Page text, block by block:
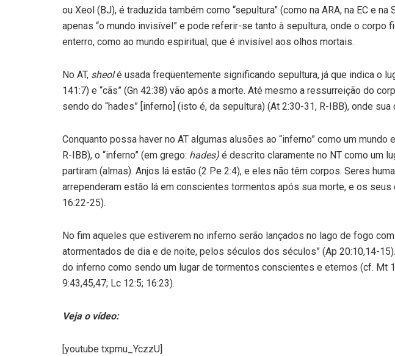
ou Xeol (BJ), é traduzida também como “sepultura” (como na ARA, na EC e na
apenas “o mundo invisível” e pode referir-se tanto à sepultura, onde o corpo
enterro, como ao mundo espiritual, que é invisível aos olhos mortais.
No AT, sheolé usada freqüentemente significando sepultura, já que indica o
141:7) e “cãs” (Gn 42:38) vão após a morte. Até mesmo a ressurreição do
sendo do “hades” [inferno] (isto é, da sepultura) (At 2:30-31, R-IBB), onde sua
Conquanto possa haver no AT algumas alusões ao “inferno” como um mundo
R-IBB), o “inferno” (em grego: hades) é descrito claramente no NT como um
partiram (almas). Anjos lá estão (2 Pe 2:4), e eles não têm corpos. Seres
arrependeram estão lá em conscientes tormentos após sua morte, e os
16:22-25).
No fim aqueles que estiverem no inferno serão lançados no lago de fogo com
atormentados de dia e de noite, pelos séculos dos séculos” (Ap 20:10,14-
do inferno como sendo um lugar de tormentos conscientes e eternos (cf. Mt
9:43,45,47; Lc 12:5; 16:23).
Veja o vídeo:
[youtube txpmu_YczzU]